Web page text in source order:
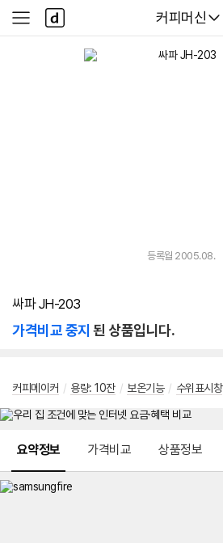
다나와
커피머신
사
이
다
나
와
등록월 2005.08.
싸파 JH-203
가격비교 중지 된 상품입니다.
커피메이커 / 용량: 10잔 / 보온기능 / 수위표시창
요약정보 가격비교 상품정보